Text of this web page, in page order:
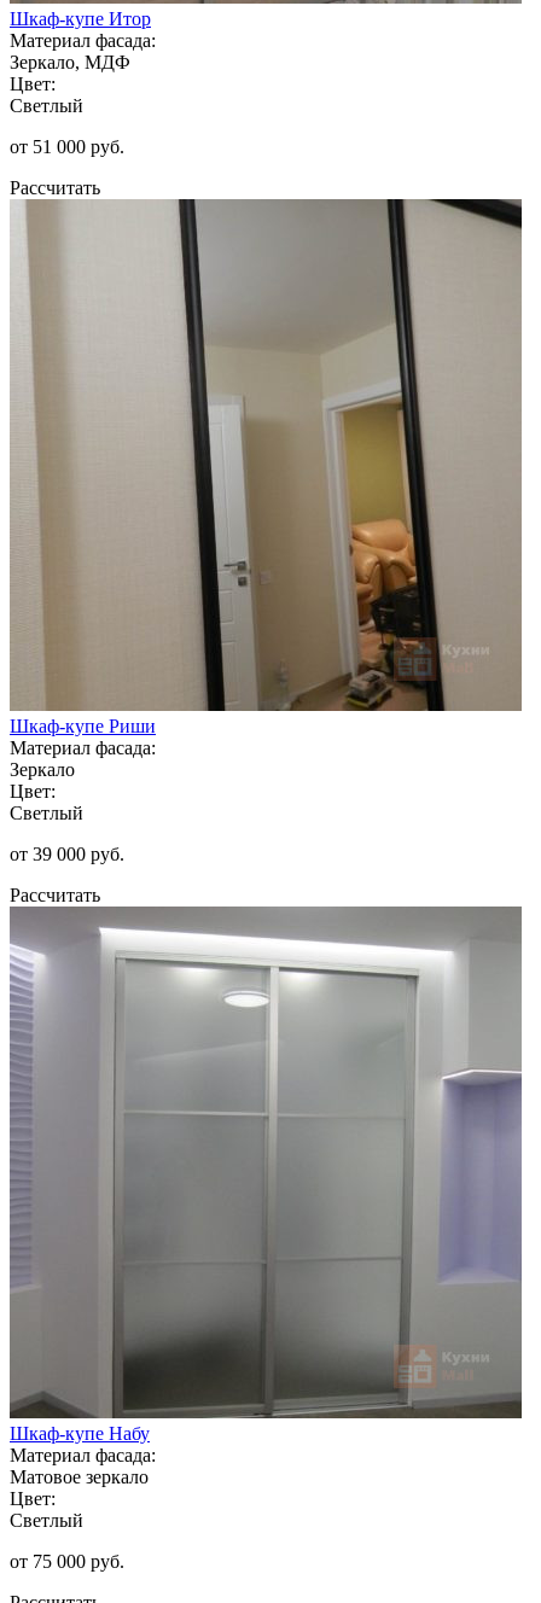
Шкаф-купе Итор
Материал фасада:
Зеркало, МДФ
Цвет:
Светлый
от 51 000 руб.
Рассчитать
Шкаф-купе Риши
Материал фасада:
Зеркало
Цвет:
Светлый
от 39 000 руб.
Рассчитать
Шкаф-купе Набу
Материал фасада:
Матовое зеркало
Цвет:
Светлый
от 75 000 руб.